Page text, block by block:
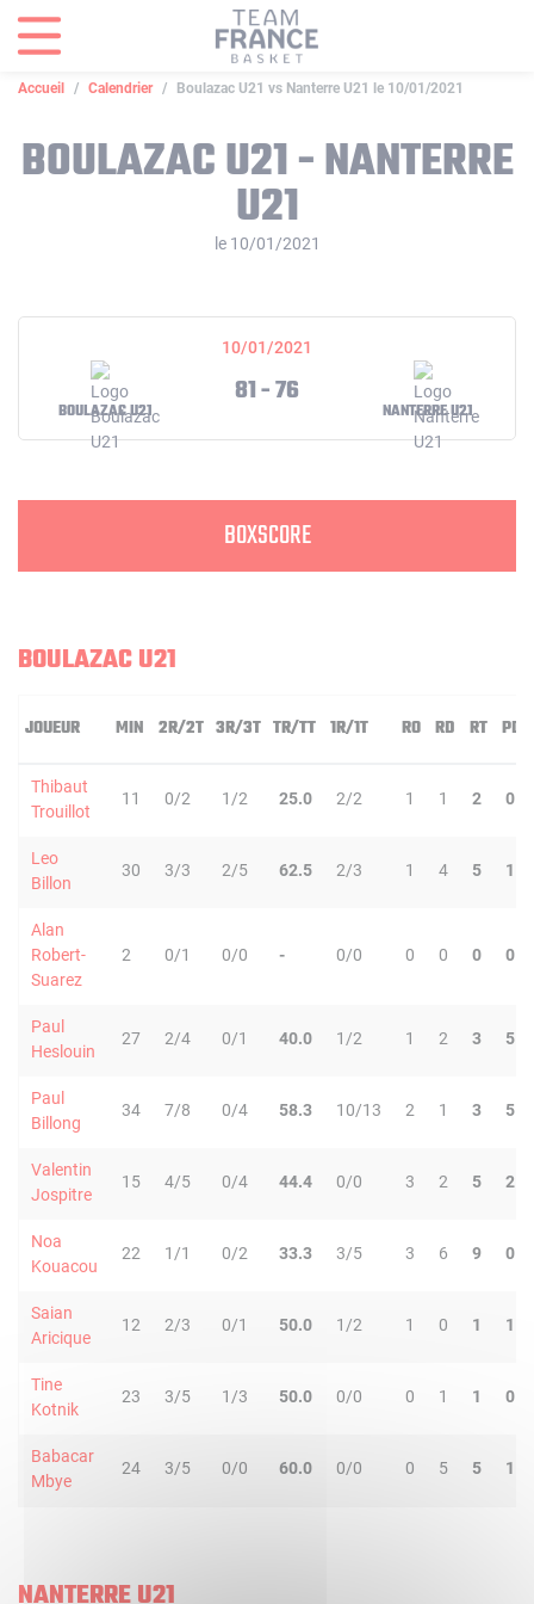
Accueil Calendrier Boulazac U21 vs Nanterre U21 le 10/01/2021
BOULAZAC U21 - NANTERRE
U21
le 10/01/2021
10/01/2021
BOULAZAC U21
81 - 76
NANTERRE U21
BOXSCORE
BOULAZAC U21
JOUEUR MIN 2R/2T 3R/3T TR/TT 1R/1T RO RD RT PD
Thibaut
Trouillot
11 0/2 1/2 25.0 2/2 1 1 2 0
Leo
Billon
30 3/3 2/5 62.5 2/3 1 4 5 1
Alan
Robert-
Suarez
2 0/1 0/0 - 0/0 0 0 0 0
Paul
Heslouin
27 2/4 0/1 40.0 1/2 1 2 3 5
Paul
Billong
34 7/8 0/4 58.3 10/13 2 1 3 5
Valentin
Jospitre
15 4/5 0/4 44.4 0/0 3 2 5 2
Noa
Kouacou
22 1/1 0/2 33.3 3/5 3 6 9 0
Saian
Aricique
12 2/3 0/1 50.0 1/2 1 0 1 1
Tine
Kotnik
23 3/5 1/3 50.0 0/0 0 1 1 0
Babacar
Mbye
24 3/5 0/0 60.0 0/0 0 5 5 1
NANTERRE U21
Panneau de gestion des cookies